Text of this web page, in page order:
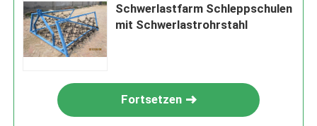
Schwerlastfarm Schleppschulen
mit Schwerlastrohrstahl
Fortsetzen